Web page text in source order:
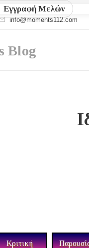
Εγγραφή Μελών
info@moments112.com
Blog
Κριτική